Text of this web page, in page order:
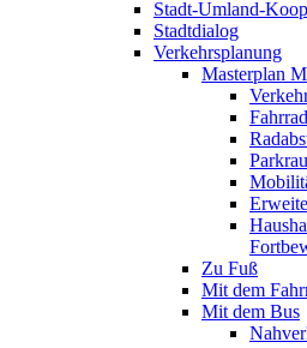
Stadt-Umland-
Stadtdialog
Verkehrsplanung
Masterplan
Zu Fuß
Mit dem
Mit dem Bus